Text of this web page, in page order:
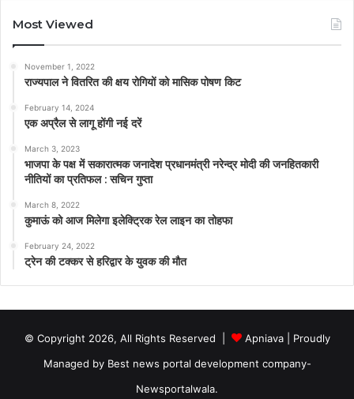
Most Viewed
November 1, 2022
राज्यपाल ने वितरित की क्षय रोगियों को मासिक पोषण किट
February 14, 2024
एक अप्रैल से लागू होंगी नई दरें
March 3, 2023
भाजपा के पक्ष में सकारात्मक जनादेश प्रधानमंत्री नरेन्द्र मोदी की जनहितकारी
नीतियों का प्रतिफल : सचिन गुप्ता
March 8, 2022
कुमाऊं को आज मिलेगा इलेक्ट्रिक रेल लाइन का तोहफा
February 24, 2022
ट्रेन की टक्कर से हरिद्वार के युवक की मौत
© Copyright 2026, All Rights Reserved | Apniava| Proudly
Managed by Best news portal development company-
Newsportalwala.